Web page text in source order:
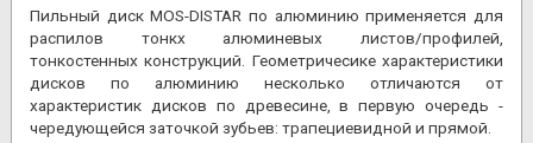
Пильный диск MOS-DISTAR по алюминию применяется для
распилов тонкх алюминевых листов/профилей,
тонкостенных конструкций. Геометричесике характеристики
дисков по алюминию несколько отличаются от
характеристик дисков по древесине, в первую очередь -
чередующейся заточкой зубьев: трапециевидной и прямой.